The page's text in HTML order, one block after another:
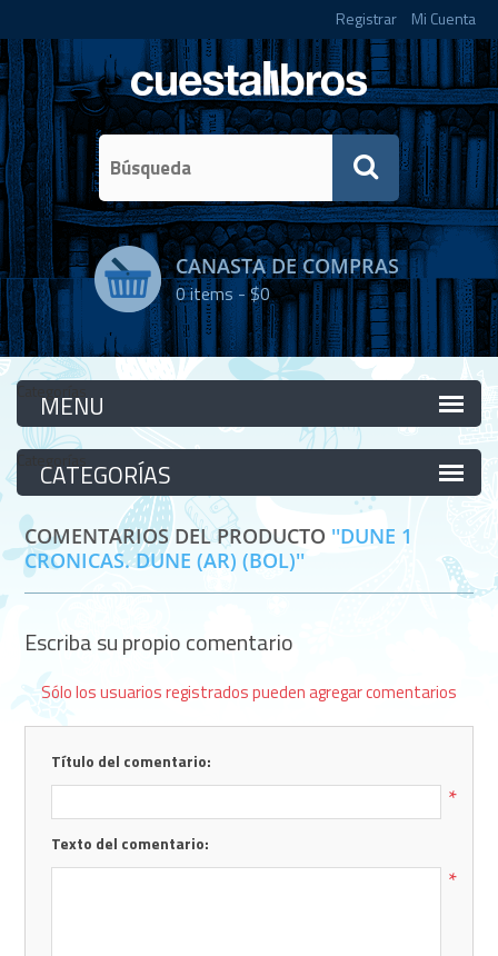
Registrar Mi Cuenta
CANASTA DE COMPRAS
0items -$0
Categorías
Categorías
COMENTARIOS DEL PRODUCTO
DUNE 1
CRONICAS. DUNE (AR) (BOL)
Escriba su propio comentario
Sólo los usuarios registrados pueden agregar comentarios
Título del comentario:
*
Texto del comentario:
*